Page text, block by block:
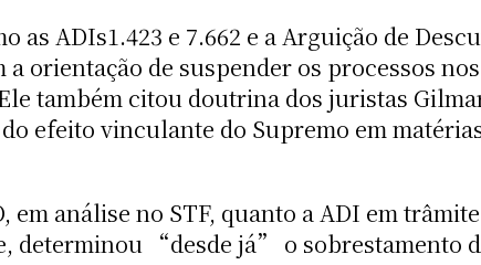
ADIs1.423 e 7.662 e a Arguição de
orientação de suspender os processos
também citou doutrina dos juristas
efeito vinculante do Supremo em
análise no STF, quanto a ADI em
determinou “desde já” o sobrestamento